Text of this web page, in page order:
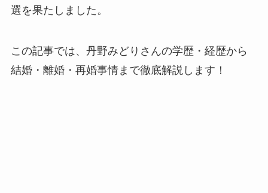
選を果たしました。
この記事では、 丹野みどりさんの学歴・経歴から
結婚・離婚・再婚事情まで徹底解説します！